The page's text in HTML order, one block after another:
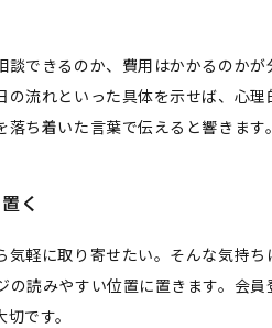
できるのか、費用はかかるのか
流れといった具体を示せば、心
ち着いた言葉で伝えると響きます。
く
軽に取り寄せたい。そんな気持
読みやすい位置に置きます。会
です。